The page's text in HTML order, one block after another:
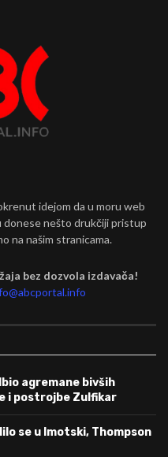
idejom da u moru web
donese nešto drukčiji pristup
na našim stranicama.
bez dozvola izdavača!
agremane bivših
i postrojbe Zulfikar
se u Imotski, Thompson